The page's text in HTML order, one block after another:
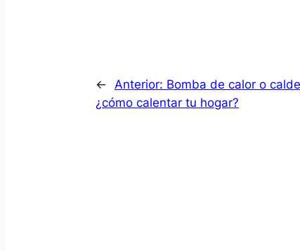
← Anterior: Bomba de calor o
¿cómo calentar tu hogar?